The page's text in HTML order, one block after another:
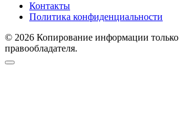
Контакты
Политика конфиденциальности
© 2026 Копирование информации только
правообладателя.